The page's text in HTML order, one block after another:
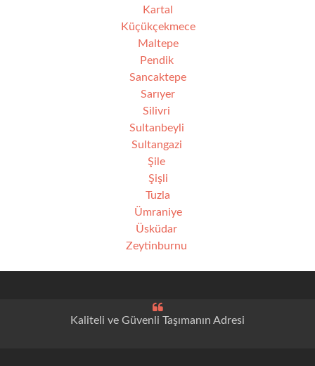
Kartal
Küçükçekmece
Maltepe
Pendik
Sancaktepe
Sarıyer
Silivri
Sultanbeyli
Sultangazi
Şile
Şişli
Tuzla
Ümraniye
Üsküdar
Zeytinburnu
Kaliteli ve Güvenli Taşımanın Adresi